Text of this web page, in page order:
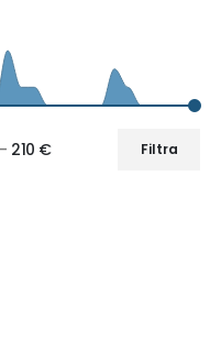
Filtra
210 €